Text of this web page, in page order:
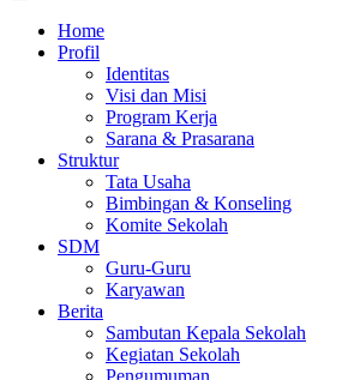
Home
Profil
Identitas
Visi dan Misi
Program Kerja
Sarana & Prasarana
Struktur
Tata Usaha
Bimbingan & Konseling
Komite Sekolah
SDM
Guru-Guru
Karyawan
Berita
Sambutan Kepala Sekolah
Kegiatan Sekolah
Pengumuman